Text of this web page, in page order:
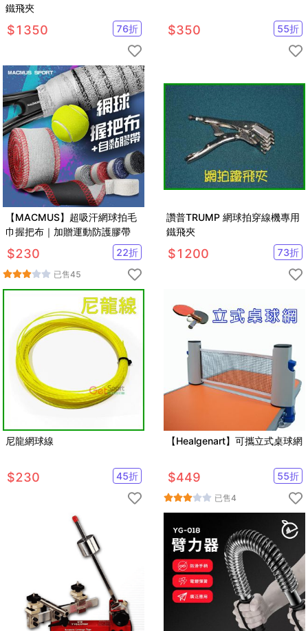
鐵飛夾
$1350 76折 $350 55折
【MACMUS】超吸汗網球拍毛
巾握把布｜加贈運動防護膠帶
$230 22折
已售45
讚普TRUMP 網球拍穿線機專用
鐵飛夾
$1200 73折
尼龍網球線
$230 45折
【Healgenart】可攜立式桌球網
$449 55折
已售4